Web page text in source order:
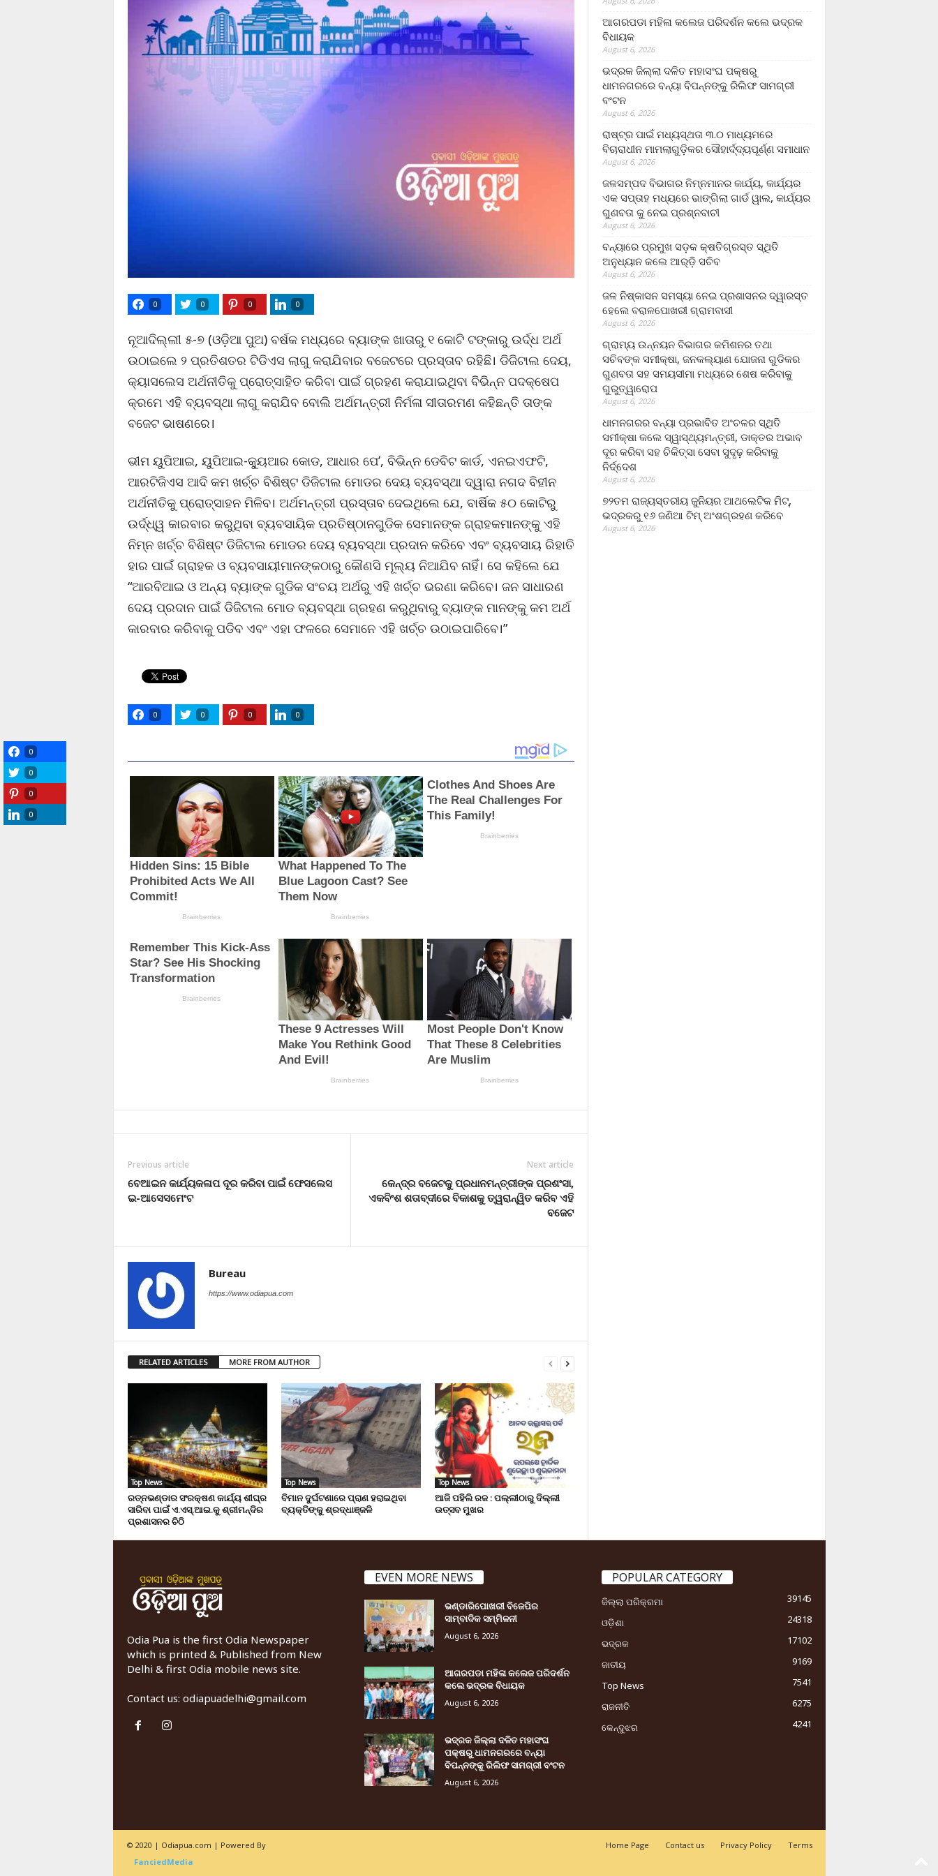
0 0 0 0
ନୂଆଦିଲ୍ଲୀ ୫-୭ (ଓଡ଼ିଆ ପୁଅ) ବର୍ଷକ ମଧ୍ୟରେ ବ୍ୟାଙ୍କ ଖାତାରୁ ୧ କୋଟି ଟଙ୍କାରୁ ଉର୍ଦ୍ଧ ଅର୍ଥ
ଉଠାଇଲେ ୨ ପ୍ରତିଶତର ଟିଡିଏସ ଲାଗୁ କରାଯିବାର ବଜେଟରେ ପ୍ରସ୍ତାବ ରହିଛି। ଡିଜିଟାଲ ଦେୟ,
କ୍ୟାସଲେସ ଅର୍ଥନୀତିକୁ ପ୍ରୋତ୍ସାହିତ କରିବା ପାଇଁ ଗ୍ରହଣ କରାଯାଇଥିବା ବିଭିନ୍ନ ପଦକ୍ଷେପ
କ୍ରମେ ଏହି ବ୍ୟବସ୍ଥା ଲାଗୁ କରାଯିବ ବୋଲି ଅର୍ଥମନ୍ତ୍ରୀ ନିର୍ମଳା ସୀତାରମଣ କହିଛନ୍ତି ତାଙ୍କ
ବଜେଟ ଭାଷଣରେ।
ଭୀମ ୟୁପିଆଇ, ୟୁପିଆଇ-କ୍ୟୁଆର କୋଡ, ଆଧାର ପେ’, ବିଭିନ୍ନ ଡେବିଟ କାର୍ଡ, ଏନଇଏଫଟି,
ଆରଟିଜିଏସ ଆଦି କମ ଖର୍ଚ୍ଚ ବିଶିଷ୍ଟ ଡିଜିଟାଲ ମୋଡର ଦେୟ ବ୍ୟବସ୍ଥା ଦ୍ୱାରା ନଗଦ ବିହୀନ
ଅର୍ଥନୀତିକୁ ପ୍ରୋତ୍ସାହନ ମିଳିବ। ଅର୍ଥମନ୍ତ୍ରୀ ପ୍ରସ୍ତାବ ଦେଇଥିଲେ ଯେ, ବାର୍ଷିକ ୫୦ କୋଟିରୁ
ଉର୍ଦ୍ଧ୍ୱ କାରବାର କରୁଥିବା ବ୍ୟବସାୟିକ ପ୍ରତିଷ୍ଠାନଗୁଡିକ ସେମାନଙ୍କ ଗ୍ରାହକମାନଙ୍କୁ ଏହି
ନିମ୍ନ ଖର୍ଚ୍ଚ ବିଶିଷ୍ଟ ଡିଜିଟାଲ ମୋଡର ଦେୟ ବ୍ୟବସ୍ଥା ପ୍ରଦାନ କରିବେ ଏବଂ ବ୍ୟବସାୟ ରିହାତି
ହାର ପାଇଁ ଗ୍ରାହକ ଓ ବ୍ୟବସାୟୀମାନଙ୍କଠାରୁ କୌଣସି ମୂଲ୍ୟ ନିଆଯିବ ନାହିଁ। ସେ କହିଲେ ଯେ
“ଆରବିଆଇ ଓ ଅନ୍ୟ ବ୍ୟାଙ୍କ ଗୁଡିକ ସଂଚୟ ଅର୍ଥରୁ ଏହି ଖର୍ଚ୍ଚ ଭରଣା କରିବେ। ଜନ ସାଧାରଣ
ଦେୟ ପ୍ରଦାନ ପାଇଁ ଡିଜିଟାଲ ମୋଡ ବ୍ୟବସ୍ଥା ଗ୍ରହଣ କରୁଥିବାରୁ ବ୍ୟାଙ୍କ ମାନଙ୍କୁ କମ ଅର୍ଥ
କାରବାର କରିବାକୁ ପଡିବ ଏବଂ ଏହା ଫଳରେ ସେମାନେ ଏହି ଖର୍ଚ୍ଚ ଉଠାଇପାରିବେ।”
0 0 0 0
Previous article
ବେଆଇନ କାର୍ଯ୍ୟକଳାପ ଦୂର କରିବା ପାଇଁ ଫେସଲେସ
ଇ-ଆସେସମେଂଟ
Next article
କେନ୍ଦ୍ର ବଜେଟକୁ ପ୍ରଧାନମନ୍ତ୍ରୀଙ୍କ ପ୍ରଶଂସା,
ଏକବିଂଶ ଶତାବ୍ଦୀରେ ବିକାଶକୁ ତ୍ୱରାନ୍ୱିତ କରିବ ଏହି
ବଜେଟ
Bureau
https://www.odiapua.com
RELATED ARTICLES MORE FROM AUTHOR
Top News
ରତ୍ନଭଣ୍ଡାର ସଂରକ୍ଷଣ କାର୍ଯ୍ୟ ଶୀଘ୍ର
ସାରିବା ପାଇଁ ଏ.ଏସ୍.ଆଇ.କୁ ଶ୍ରୀମନ୍ଦିର
ପ୍ରଶାସନର ଚିଠି
Top News
ବିମାନ ଦୁର୍ଘଟଣାରେ ପ୍ରାଣ ହରାଇଥିବା
ବ୍ୟକ୍ତିଙ୍କୁ ଶ୍ରଦ୍ଧାଞ୍ଜଳି
Top News
ଆଜି ପହିଲି ରଜ : ପଲ୍ଲୀଠାରୁ ଦିଲ୍ଲୀ
ଉତ୍ସବ ମୁଖର
ଆଗରପଡା ମହିଳା କଲେଜ ପରିଦର୍ଶନ କଲେ ଭଦ୍ରକ
ବିଧାୟକ
August 6, 2026
ଭଦ୍ରକ ଜିଲ୍ଲା ଦଳିତ ମହାସଂଘ ପକ୍ଷରୁ
ଧାମନଗରରେ ବନ୍ୟା ବିପନ୍ନଙ୍କୁ ରିଲିଫ ସାମଗ୍ରୀ
ବଂଟନ
August 6, 2026
ରାଷ୍ଟ୍ର ପାଇଁ ମଧ୍ୟସ୍ଥତା ୩.୦ ମାଧ୍ୟମରେ
ବିଚାରାଧୀନ ମାମଲାଗୁଡ଼ିକର ସୌହାର୍ଦ୍ଦ୍ୟପୂର୍ଣ୍ଣ ସମାଧାନ
August 6, 2026
ଜଳସମ୍ପଦ ବିଭାଗର ନିମ୍ନମାନର କାର୍ଯ୍ୟ, କାର୍ଯ୍ୟର
ଏକ ସପ୍ତାହ ମଧ୍ୟରେ ଭାଙ୍ଗିଲା ଗାର୍ଡ ୱାଲ, କାର୍ଯ୍ୟର
ଗୁଣବତା କୁ ନେଇ ପ୍ରଶ୍ନବାଚୀ
August 6, 2026
ବନ୍ୟାରେ ପ୍ରମୁଖ ସଡ଼କ କ୍ଷତିଗ୍ରସ୍ତ ସ୍ଥିତି
ଅନୁଧ୍ୟାନ କଲେ ଆର୍‌ଡ଼ି ସଚିବ
August 6, 2026
ଜଳ ନିଷ୍କାସନ ସମସ୍ୟା ନେଇ ପ୍ରଶାସନର ଦ୍ୱାରସ୍ତ
ହେଲେ ବରାଳପୋଖରୀ ଗ୍ରାମବାସୀ
August 6, 2026
ଗ୍ରାମ୍ୟ ଉନ୍ନୟନ ବିଭାଗର କମିଶନର ତଥା
ସଚିବଙ୍କ ସମୀକ୍ଷା, ଜନକଲ୍ୟାଣ ଯୋଜନା ଗୁଡିକର
ଗୁଣବତା ସହ ସମୟସୀମା ମଧ୍ୟରେ ଶେଷ କରିବାକୁ
ଗୁରୁତ୍ୱାରୋପ
August 6, 2026
ଧାମନଗରର ବନ୍ୟା ପ୍ରଭାବିତ ଅଂଚଳର ସ୍ଥିତି
ସମୀକ୍ଷା କଲେ ସ୍ୱାସ୍ଥ୍ୟମନ୍ତ୍ରୀ, ଡାକ୍ତର ଅଭାବ
ଦୂର କରିବା ସହ ଚିକିତ୍ସା ସେବା ସୁଦୃଢ଼ କରିବାକୁ
ନିର୍ଦ୍ଦେଶ
August 6, 2026
୭୨ତମ ରାଜ୍ୟସ୍ତରୀୟ ଜୁନିୟର ଆଥଲେଟିକ ମିଟ୍‌,
ଭଦ୍ରକରୁ ୧୬ ଜଣିଆ ଟିମ୍ ଅଂଶଗ୍ରହଣ କରିବେ
August 6, 2026
Odia Pua is the first Odia Newspaper
which is printed & Published from New
Delhi & first Odia mobile news site.
Contact us: odiapuadelhi@gmail.com
EVEN MORE NEWS
ଭଣ୍ଡାରିପୋଖରୀ ବିଜେପିର
ସାମ୍ବାଦିକ ସମ୍ମିଳନୀ
August 6, 2026
ଆଗରପଡା ମହିଳା କଲେଜ ପରିଦର୍ଶନ
କଲେ ଭଦ୍ରକ ବିଧାୟକ
August 6, 2026
ଭଦ୍ରକ ଜିଲ୍ଲା ଦଳିତ ମହାସଂଘ
ପକ୍ଷରୁ ଧାମନଗରରେ ବନ୍ୟା
ବିପନ୍ନଙ୍କୁ ରିଲିଫ ସାମଗ୍ରୀ ବଂଟନ
August 6, 2026
POPULAR CATEGORY
ଜିଲ୍ଲା ପରିକ୍ରମା
39145
ଓଡ଼ିଶା
24318
ଭଦ୍ରକ
17102
ଜାତୀୟ
9169
Top News
7541
ରାଜନୀତି
6275
କେନ୍ଦୁଝର
4241
Home Page Contact us Privacy Policy Terms
© 2020 | Odiapua.com | Powered By
FanciedMedia
0
0
0
0